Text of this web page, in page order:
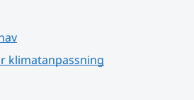
klimatanpassning